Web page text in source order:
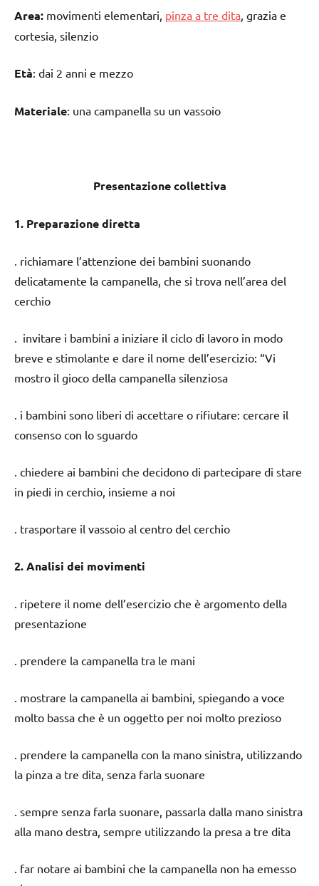
Area: movimenti elementari, pinza a tre dita , grazia e
cortesia, silenzio
Età: dai 2 anni e mezzo
Materiale: una campanella su un vassoio
Presentazione collettiva
1. Preparazione diretta
. richiamare l’attenzione dei bambini suonando
delicatamente la campanella, che si trova nell’area del
cerchio
. invitare i bambini a iniziare il ciclo di lavoro in modo
breve e stimolante e dare il nome dell’esercizio: “Vi
mostro il gioco della campanella silenziosa
. i bambini sono liberi di accettare o rifiutare: cercare il
consenso con lo sguardo
. chiedere ai bambini che decidono di partecipare di stare
in piedi in cerchio, insieme a noi
. trasportare il vassoio al centro del cerchio
2. Analisi dei movimenti
. ripetere il nome dell’esercizio che è argomento della
presentazione
. prendere la campanella tra le mani
. mostrare la campanella ai bambini, spiegando a voce
molto bassa che è un oggetto per noi molto prezioso
. prendere la campanella con la mano sinistra, utilizzando
la pinza a tre dita, senza farla suonare
. sempre senza farla suonare, passarla dalla mano sinistra
alla mano destra, sempre utilizzando la presa a tre dita
. far notare ai bambini che la campanella non ha emesso